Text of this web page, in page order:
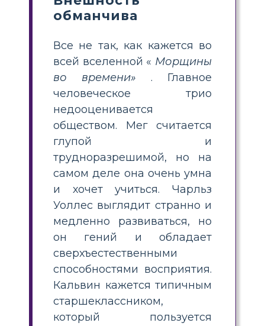
обманчива
Все не так, как кажется во
всей вселенной « Морщины
во времени» . Главное
человеческое трио
недооценивается
обществом. Мег считается
глупой и
трудноразрешимой, но на
самом деле она очень умна
и хочет учиться. Чарльз
Уоллес выглядит странно и
медленно развиваться, но
он гений и обладает
сверхъестественными
способностями восприятия.
Кальвин кажется типичным
старшеклассником,
который пользуется